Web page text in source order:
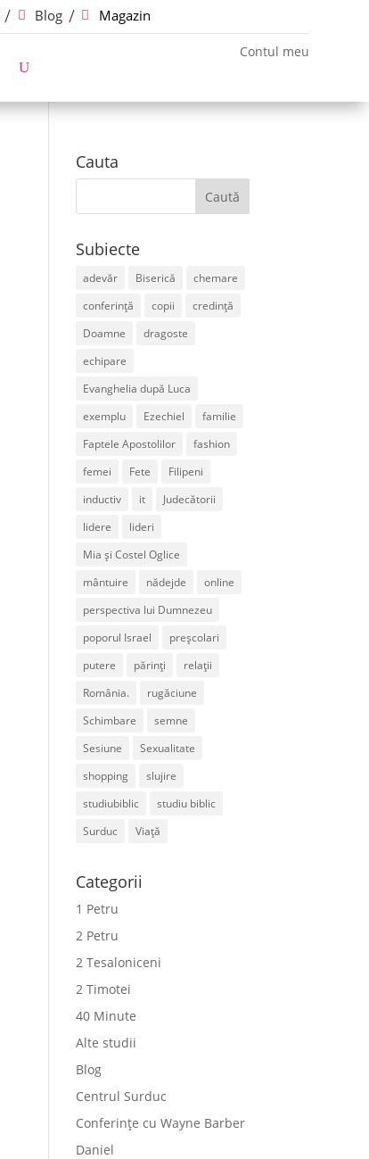
Blog Magazin
Contul meu
Cauta
Subiecte
adevăr Biserică
chemare
conferință
copii
credință
Doamne
dragoste
echipare
Evanghelia după Luca
exemplu
Ezechiel
familie
Faptele Apostolilor
fashion
femei
Fete
Filipeni
inductiv
it
Judecătorii
lidere
lideri
Mia și Costel Oglice
mântuire
nădejde
online
perspectiva lui Dumnezeu
poporul Israel
preșcolari
putere
părinți
relații
România.
rugăciune
Schimbare
semne
Sesiune
Sexualitate
shopping
slujire
studiubiblic
studiu biblic
Surduc
Viață
Categorii
1 Petru
2 Petru
2 Tesaloniceni
2 Timotei
40 Minute
Alte studii
Blog
Centrul Surduc
Conferințe cu Wayne Barber
Daniel